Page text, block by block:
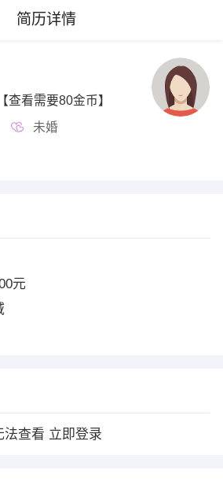
简历详情
【查看需要80金币】
未婚
元
法查看 立即登录